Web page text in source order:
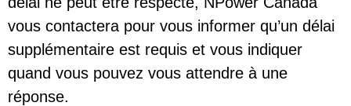
vous contactera pour vous informer qu’un délai
supplémentaire est requis et vous indiquer
quand vous pouvez vous attendre à une
réponse.